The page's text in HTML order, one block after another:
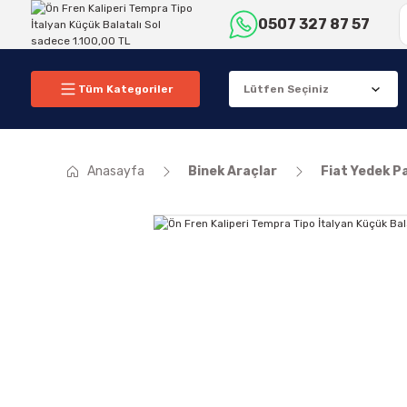
0507 327 87 57
Tüm Kategoriler
Anasayfa Binek Araçlar Fiat Yedek